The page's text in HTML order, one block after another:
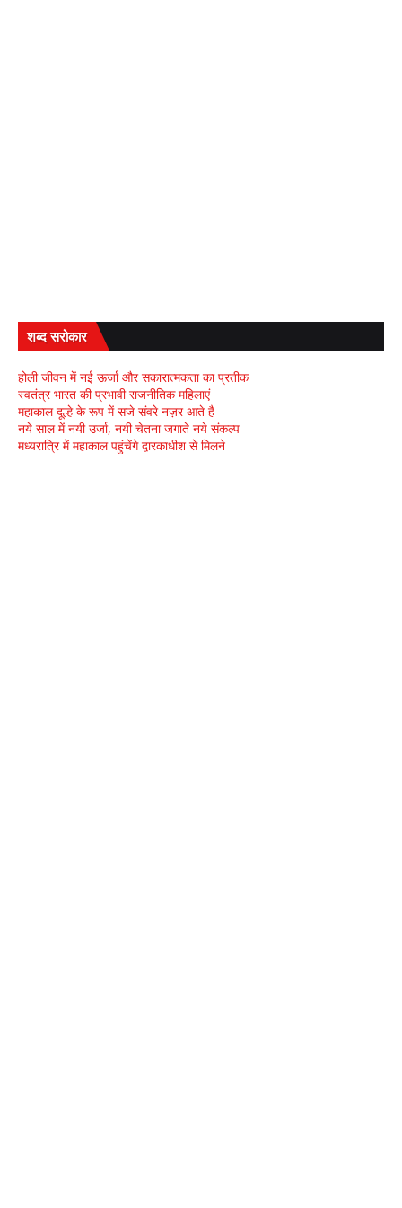
शब्द सरोकार
होली जीवन में नई ऊर्जा और सकारात्मकता का प्रतीक
स्वतंत्र भारत की प्रभावी राजनीतिक महिलाएं
महाकाल दूल्हे के रूप में सजे संवरे नज़र आते है
नये साल में नयी उर्जा, नयी चेतना जगाते नये संकल्प
मध्यरात्रि में महाकाल पहुंचेंगे द्वारकाधीश से मिलने